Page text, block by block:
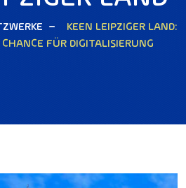
KEEN LEIPZIGER LAND:
FÜR DIGITALISIERUNG